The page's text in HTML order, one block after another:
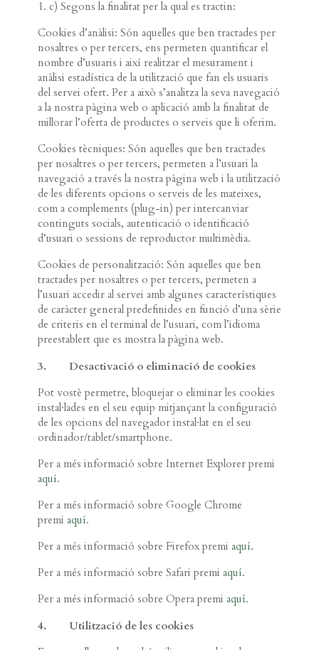
1. c) Segons la finalitat per la qual es tractin:
Cookies d’anàlisi: Són aquelles que ben tractades per
nosaltres o per tercers, ens permeten quantificar el
nombre d’usuaris i així realitzar el mesurament i
anàlisi estadística de la utilització que fan els usuaris
del servei ofert. Per a això s’analitza la seva navegació
a la nostra pàgina web o aplicació amb la finalitat de
millorar l’oferta de productes o serveis que li oferim.
Cookies tècniques: Són aquelles que ben tractades
per nosaltres o per tercers, permeten a l’usuari la
navegació a través la nostra pàgina web i la utilització
de les diferents opcions o serveis de les mateixes,
com a complements (plug-in) per intercanviar
continguts socials, autenticació o identificació
d’usuari o sessions de reproductor multimèdia.
Cookies de personalització: Són aquelles que ben
tractades per nosaltres o per tercers, permeten a
l’usuari accedir al servei amb algunes característiques
de caràcter general predefinides en funció d’una sèrie
de criteris en el terminal de l’usuari, com l’idioma
preestablert que es mostra la pàgina web.
3. Desactivació o eliminació de cookies
Pot vostè permetre, bloquejar o eliminar les cookies
instal·lades en el seu equip mitjançant la configuració
de les opcions del navegador instal·lat en el seu
ordinador/tablet/smartphone.
Per a més informació sobre Internet Explorer premi
aquí.
Per a més informació sobre Google Chrome
premi aquí.
Per a més informació sobre Firefox premi aquí.
Per a més informació sobre Safari premi aquí.
Per a més informació sobre Opera premi aquí.
4. Utilització de les cookies